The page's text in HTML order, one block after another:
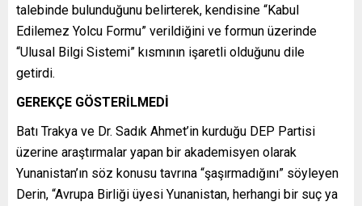
talebinde bulunduğunu belirterek, kendisine “Kabul
Edilemez Yolcu Formu” verildiğini ve formun üzerinde
“Ulusal Bilgi Sistemi” kısmının işaretli olduğunu dile
getirdi.
GEREKÇE GÖSTERİLMEDİ
Batı Trakya ve Dr. Sadık Ahmet’in kurduğu DEP Partisi
üzerine araştırmalar yapan bir akademisyen olarak
Yunanistan’ın söz konusu tavrına “şaşırmadığını” söyleyen
Derin, “Avrupa Birliği üyesi Yunanistan, herhangi bir suç ya